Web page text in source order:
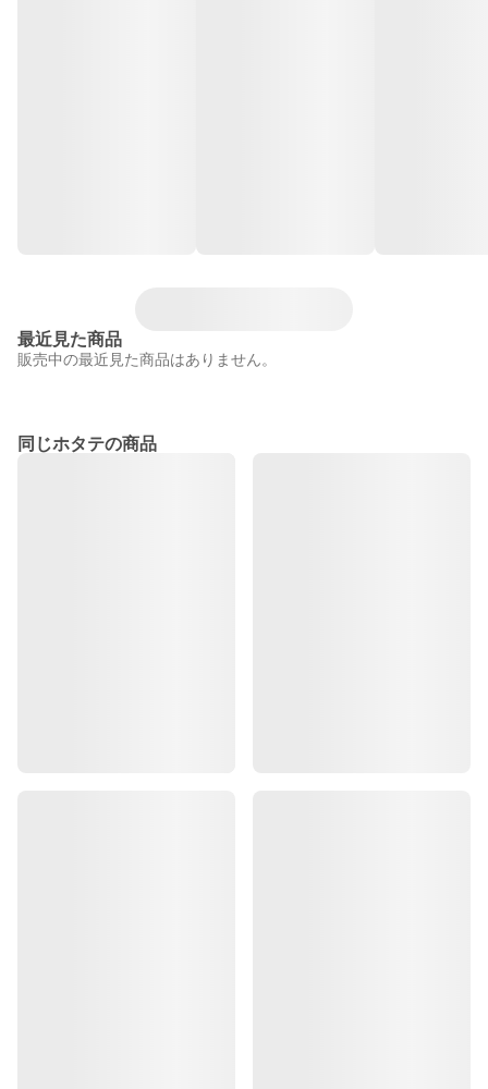
最近見た商品
販売中の最近見た商品はありません。
同じホタテの商品